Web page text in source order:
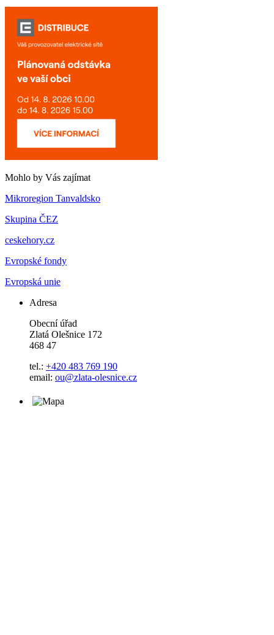
Mohlo by Vás zajímat
Mikroregion Tanvaldsko
Skupina ČEZ
ceskehory.cz
Evropské fondy
Evropská unie
Adresa
Obecní úřad
Zlatá Olešnice 172
468 47
tel.: +420 483 769 190
email: ou@zlata-olesnice.cz